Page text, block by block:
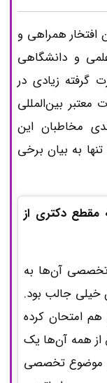
اشراق از سال 1393 تاکنون افتخار همراهی و
و دانشگاهی
گرفته زیادی در
بین‌المللی
مخاطبان این
به بیان برخی
مقطع دکتری از
تخصصی آن‌ها به
خیلی جالب بود.
امتحان کرده
از همه آن‌ها یک
موضوع تخصصی